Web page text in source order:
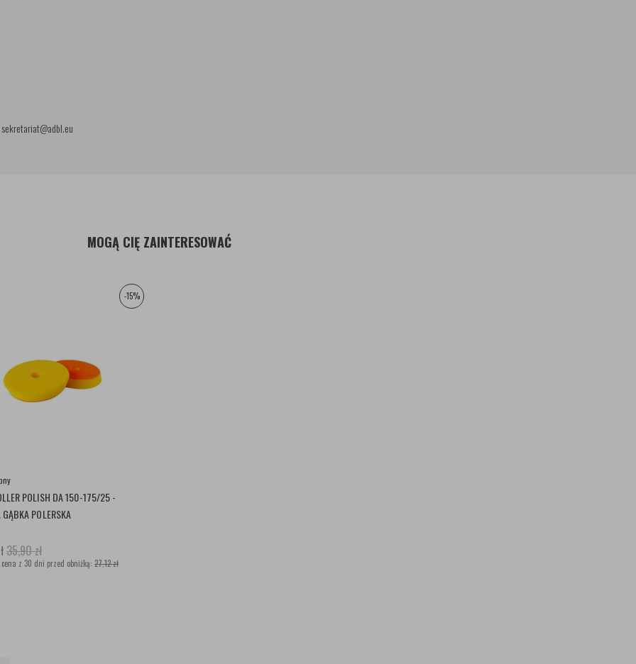
MOGĄ CIĘ ZAINTERESOWAĆ
-15%
POLISH DA 150-175/25 -
GĄBKA POLERSKA
35,90zł
z 30 dni przed obniżką: 27,12 zł